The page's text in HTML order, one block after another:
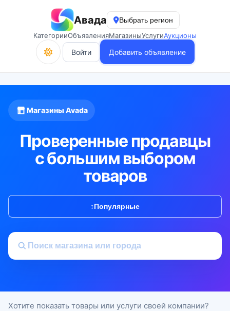
Авада
Выбрать регион
КатегорииОбъявленияМагазиныУслугиАукционы
Войти Добавить объявление
Магазины Avada
Проверенные продавцы
с большим выбором
товаров
↕Популярные
Хотите показать товары или услуги своей компании?